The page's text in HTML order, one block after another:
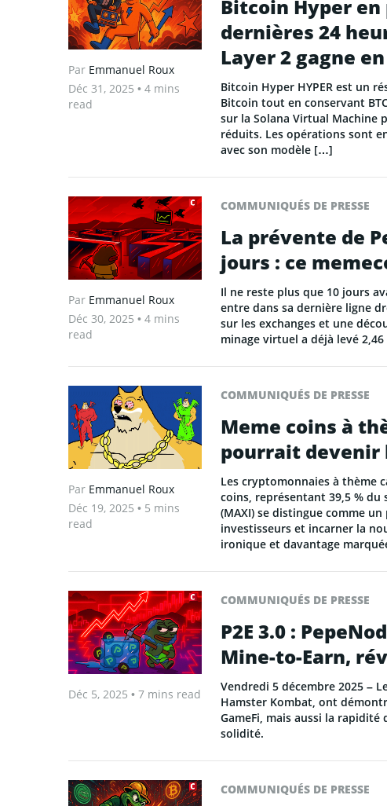
Par Emmanuel Roux
Déc 31, 2025 • 4 mins
read
Bitcoin Hyper
dernières 24
Layer 2 gagne
Bitcoin Hyper HYPER est un
Bitcoin tout en conservant
sur la Solana Virtual Machine
réduits. Les opérations sont
avec son modèle […]
Par Emmanuel Roux
Déc 30, 2025 • 4 mins
read
COMMUNIQUÉS DE PRESSE
La prévente de
jours : ce
Il ne reste plus que 10 jours
entre dans sa dernière ligne
sur les exchanges et une
minage virtuel a déjà levé
Par Emmanuel Roux
Déc 19, 2025 • 5 mins
read
COMMUNIQUÉS DE PRESSE
Meme coins à
pourrait devenir
Les cryptomonnaies à thème
coins, représentant 39,5 % du
(MAXI) se distingue comme
investisseurs et incarner la
ironique et davantage
Déc 5, 2025 • 7 mins read
COMMUNIQUÉS DE PRESSE
P2E 3.0 :
Mine-to-Earn,
Vendredi 5 décembre 2025 –
Hamster Kombat, ont
GameFi, mais aussi la
solidité.
COMMUNIQUÉS DE PRESSE